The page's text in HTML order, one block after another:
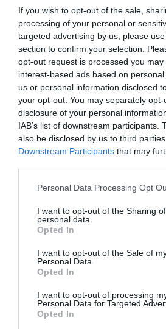
If you wish to opt-out of the sale,
processing of your personal or
targeted advertising by us, please
section to confirm your selection.
opt-out request is processed you may
interest-based ads based on
us or personal information disclosed
your opt-out. You may separately
disclosure of your personal
IAB’s list of downstream participants.
also be disclosed by us to third
Downstream Participants that may
Personal Data Processing Opt
I want to opt-out of the Sharing
personal data.
Opted In
I want to opt-out of the Sale of
Personal Data.
Opted In
I want to opt-out of processing
Personal Data for Targeted
Opted In
Índex
de forma gratuita
Mantente informado con las últimas
Compartir
Publicidad
2Playbook Club2P